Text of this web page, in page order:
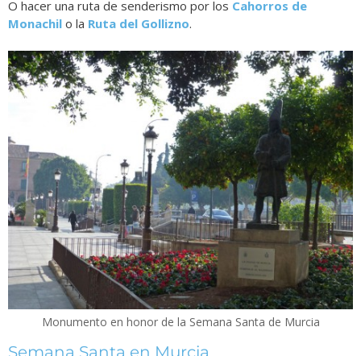
O hacer una ruta de senderismo por los Cahorros de
Monachil o la Ruta del Gollizno.
Monumento en honor de la Semana Santa de Murcia
Semana Santa en Murcia